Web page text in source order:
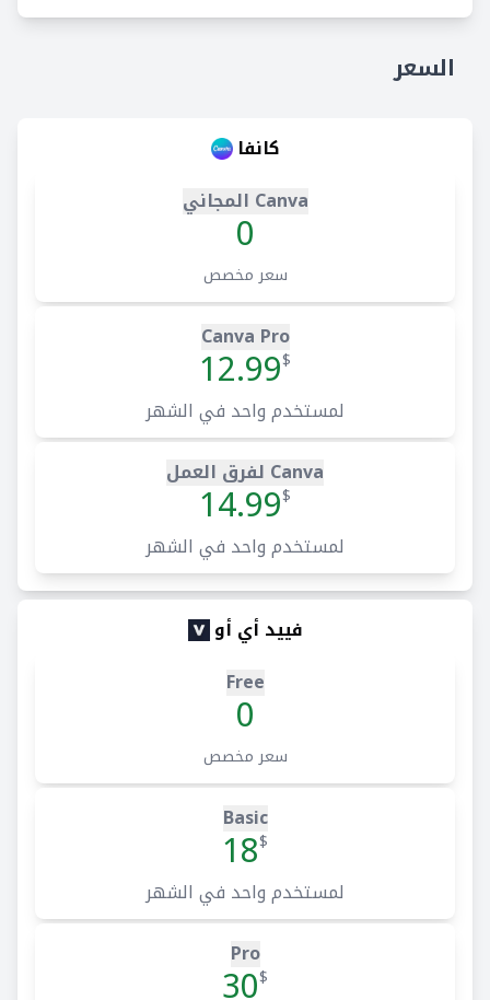
السعر
كانفا
Canva المجاني
0
سعر مخصص
Canva Pro
$
12.99
لمستخدم واحد في الشهر
Canva لفرق العمل
$
14.99
لمستخدم واحد في الشهر
فييد أي أو
Free
0
سعر مخصص
Basic
$
18
لمستخدم واحد في الشهر
Pro
$
30